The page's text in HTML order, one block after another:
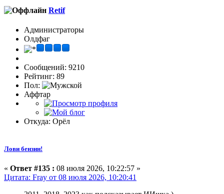
Retif
Администраторы
Олдфаг
Сообщений: 9210
Рейтинг: 89
Пол:
Аффтар
Откуда: Орёл
Лови бензин!
« Ответ #135 : 08 июля 2026, 10:22:57 »
Цитата: Fray от 08 июля 2026, 10:20:41